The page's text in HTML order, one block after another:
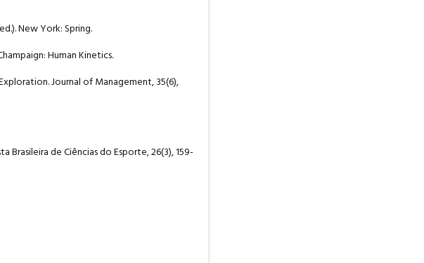
New York: Spring.
Human Kinetics.
Journal of Management, 35(6),
Brasileira de Ciências do Esporte, 26(3), 159-